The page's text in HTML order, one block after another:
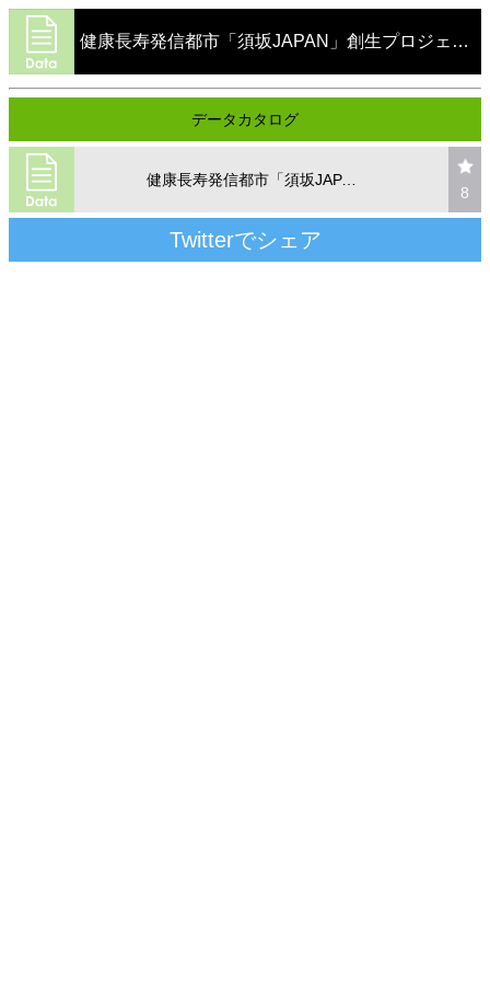
健康長寿発信都市「須坂JAPAN」創生プロジェクト ランチョンマットイラスト
データカタログ
健康長寿発信都市「須坂JAPAN」創生プロジェクト ランチョンマットイラスト
8
Twitterでシェア